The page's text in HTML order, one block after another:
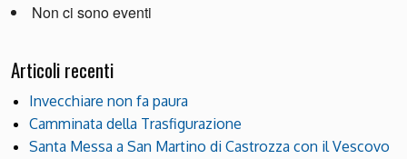
Non ci sono eventi
Articoli recenti
Invecchiare non fa paura
Camminata della Trasfigurazione
Santa Messa a San Martino di Castrozza con il Vescovo